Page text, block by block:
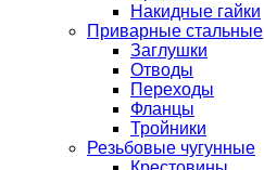
Накидные гайки
Приварные стальные
Заглушки
Отводы
Переходы
Фланцы
Тройники
Резьбовые чугунные